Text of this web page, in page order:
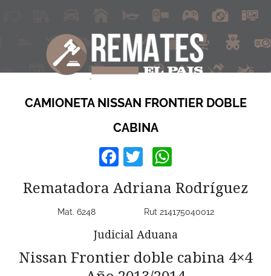
CAMIONETA NISSAN FRONTIER DOBLE
CABINA
Facebook
Twitter
Rematadora Adriana Rodríguez
Mat. 6248 Rut 214175040012
Judicial Aduana
Nissan Frontier doble cabina 4×4